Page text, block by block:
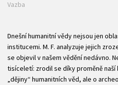
Vazba
Dnešní humanitní vědy nejsou jen
institucemi. M. F. analyzuje jejich
se objevil v našem vědění nedávno.
tisíceletí: zrodil se díky proměně
„dějiny“ humanitních věd, ale o